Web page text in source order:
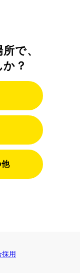
で、
？
他